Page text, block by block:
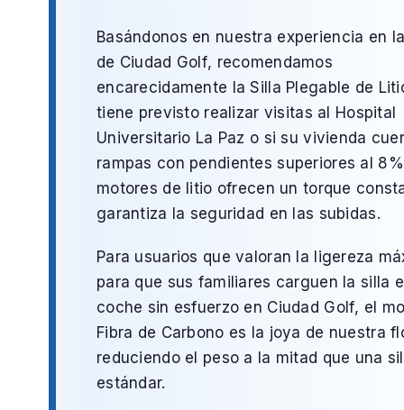
Basándonos en nuestra experiencia en
de Ciudad Golf, recomendamos
encarecidamente laSilla Plegable de
tiene previsto realizar visitas al Hospital
Universitario La Paz o si su vivienda
rampas con pendientes superiores al
motores de litio ofrecen un torque
garantiza la seguridad en las subidas.
Para usuarios que valoran la ligereza
para que sus familiares carguen la silla
coche sin esfuerzo en Ciudad Golf, el
Fibra de Carbono es la joya de nuestra
reduciendo el peso a la mitad que una
estándar.